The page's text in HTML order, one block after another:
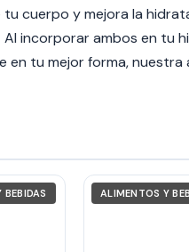
tu cuerpo y mejora la
incorporar ambos en tu
tu mejor forma, nuestra
ALIMENTOS Y